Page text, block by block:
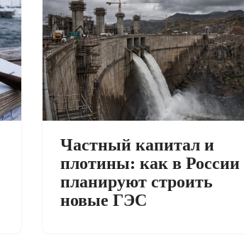
Частный капитал и
плотины: как в России
планируют строить
новые ГЭС